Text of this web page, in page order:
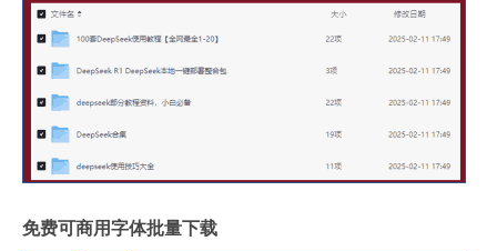
免费可商用字体批量下载